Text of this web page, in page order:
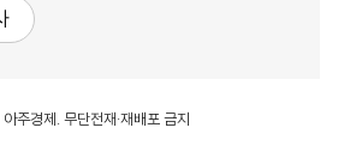
주경제. 무단전재·재배포 금지